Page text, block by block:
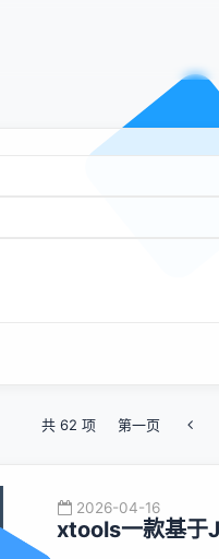
共 62 项
第一页
2026-04-16
xtools一款基于